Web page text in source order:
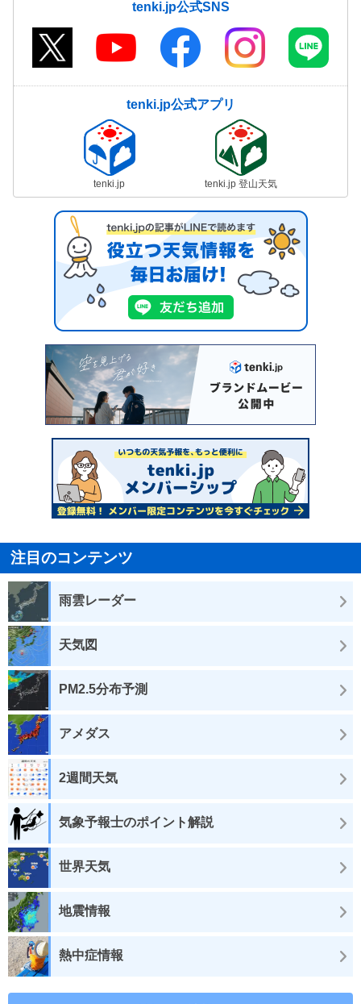
tenki.jp公式SNS
tenki.jp公式アプリ
tenki.jp tenki.jp 登山天気
注目のコンテンツ
雨雲レーダー
天気図
PM2.5分布予測
アメダス
2週間天気
気象予報士のポイント解説
世界天気
地震情報
熱中症情報